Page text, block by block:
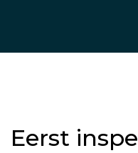
Eerst